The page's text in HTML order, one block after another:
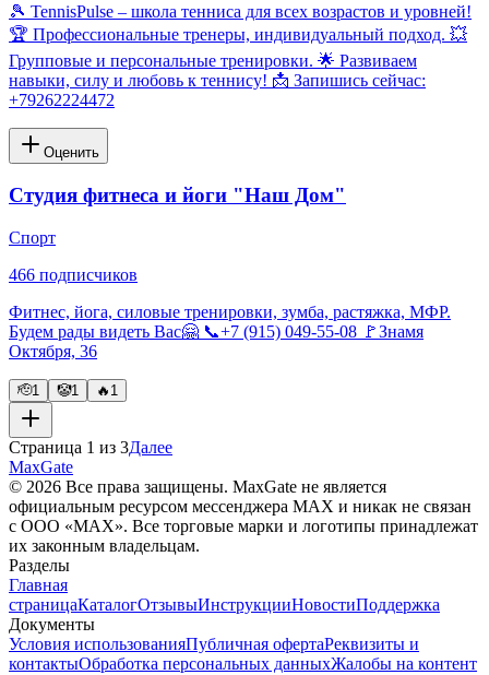
🎾 TennisPulse – школа тенниса для всех возрастов и уровней!
🏆 Профессиональные тренеры, индивидуальный подход. 💥
Групповые и персональные тренировки. 🌟 Развиваем
навыки, силу и любовь к теннису! 📩 Запишись сейчас:
+79262224472
Оценить
Студия фитнеса и йоги "Наш Дом"
Спорт
466 подписчиков
Фитнес, йога, силовые тренировки, зумба, растяжка, МФР.
Будем рады видеть Вас🤗 📞+7 (915) 049-55-08 🚩Знамя
Октября, 36
🫡1 🤡1 🔥 1
Страница 1 из 3Далее
MaxGate
© 2026 Все права защищены. MaxGate не является
официальным ресурсом мессенджера MAX и никак не связан
с ООО «МАХ». Все торговые марки и логотипы принадлежат
их законным владельцам.
Разделы
Главная
страницаКаталогОтзывыИнструкцииНовостиПоддержка
Документы
Условия использованияПубличная офертаРеквизиты и
контактыОбработка персональных данныхЖалобы на контент